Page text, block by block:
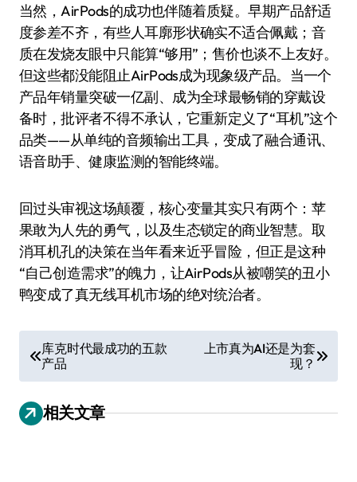
当然，AirPods的成功也伴随着质疑。早期产品舒适
度参差不齐，有些人耳廓形状确实不适合佩戴；音
质在发烧友眼中只能算“够用”；售价也谈不上友好。
但这些都没能阻止AirPods成为现象级产品。当一个
产品年销量突破一亿副、成为全球最畅销的穿戴设
备时，批评者不得不承认，它重新定义了“耳机”这个
品类——从单纯的音频输出工具，变成了融合通讯、
语音助手、健康监测的智能终端。
回过头审视这场颠覆，核心变量其实只有两个：苹
果敢为人先的勇气，以及生态锁定的商业智慧。取
消耳机孔的决策在当年看来近乎冒险，但正是这种
“自己创造需求”的魄力，让AirPods从被嘲笑的丑小
鸭变成了真无线耳机市场的绝对统治者。
章
导
航
库克时代最成功的五款
产品
上市真为AI还是为套
现？
相关文章